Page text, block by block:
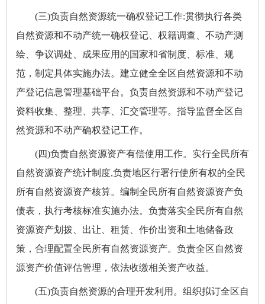
(三)负责自然资源统一确权登记工作:贯彻执行各类
自然资源和不动产统一确权登记、权籍调查、不动产测
绘、争议调处、成果应用的国家和省制度、标准、规
范，制定具体实施办法。建立健全全区自然资源和不动
产登记信息管理基础平台。负责自然资源和不动产登记
资料收集、整理、共享、汇交管理等。指导监督全区自
然资源和不动产确权登记工作。
(四)负责自然资源资产有偿使用工作。实行全民所有
自然资源资产统计制度,负责地区行署行使所有权的全民
所有自然资源资产核算。编制全民所有自然资源资产负
债表，执行考核标准实施办法。负责落实全民所有自然
资源资产划拨、出让、租赁、作价出资和土地储备政
策，合理配置全民所有自然资源资产。负责全区自然资
源资产价值评估管理，依法收缴相关资产收益。
(五)负责自然资源的合理开发利用。组织拟订全区自